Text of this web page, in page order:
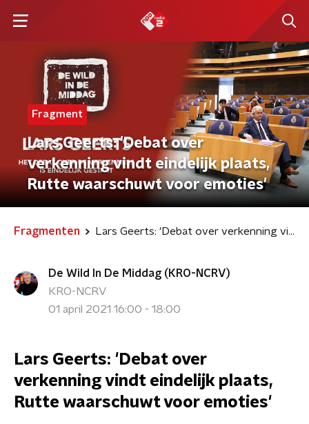
Fragment
Lars Geerts: 'Debat over
verkenning vindt eindelijk plaats,
Rutte waarschuwt voor emoties'
Fragmenten Lars Geerts: 'Debat over verkenning vindt eindelijk plaats, Rutte waarschuwt voor emoties'
De Wild In De Middag (KRO-NCRV)
KRO-NCRV
01 april 2021 16:00 - 18:00
Lars Geerts: 'Debat over
verkenning vindt eindelijk plaats,
Rutte waarschuwt voor emoties'